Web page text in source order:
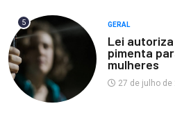
5 GERAL
Lei
pimenta
mulheres
27 de julho de